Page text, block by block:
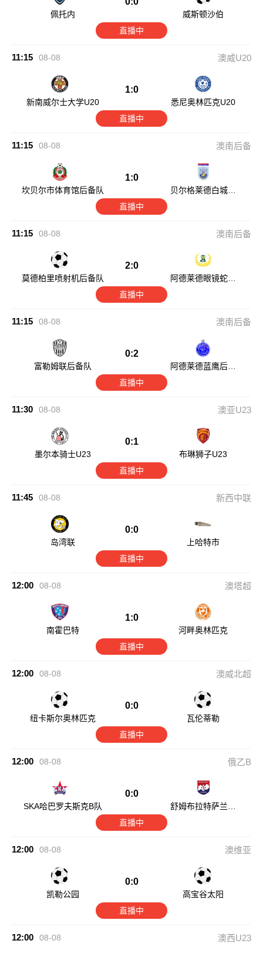
佩托内
威斯顿沙伯
直播中
11:15 08-08 澳威U20
新南威尔士大学U20
1:0
悉尼奥林匹克U20
直播中
11:15 08-08 澳南后备
坎贝尔市体育馆后备队
1:0
贝尔格莱德白城后
直播中
11:15 08-08 澳南后备
莫德柏里喷射机后备队
2:0
阿德莱德眼镜蛇后
直播中
11:15 08-08 澳南后备
富勒姆联后备队
0:2
阿德莱德蓝鹰后备
直播中
11:30 08-08 澳亚U23
墨尔本骑士U23
0:1
布琳狮子U23
直播中
11:45 08-08 新西中联
岛湾联
0:0
上哈特市
直播中
12:00 08-08 澳塔超
南霍巴特
1:0
河畔奥林匹克
直播中
12:00 08-08 澳威北超
纽卡斯尔奥林匹克
0:0
瓦伦蒂勒
直播中
12:00 08-08 俄乙B
SKA哈巴罗夫斯克B队
0:0
舒姆布拉特萨兰斯
直播中
12:00 08-08 澳维亚
凯勒公园
0:0
高宝谷太阳
直播中
12:00 08-08 澳西U23